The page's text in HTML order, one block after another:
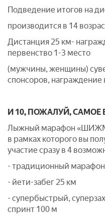
Подведение итогов на
производится в 14
Дистанция 25 км-
первенство 1-3 место
(мужчины, женщины)
спонсоров, награждение
И 10, ПОЖАЛУЙ,
Лыжный марафон
в рамках которого вы
участие сразу в 4
- традиционный марафон
- йети-забег 25 км
- супербыстрый,
спринт 100 м